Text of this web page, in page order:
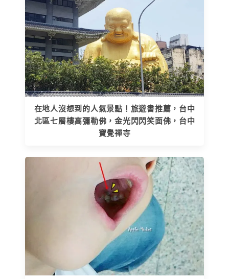
在地人沒想到的人氣景點！旅遊書推薦，台中
北區七層樓高彌勒佛，金光閃閃笑面佛，台中
寶覺禪寺